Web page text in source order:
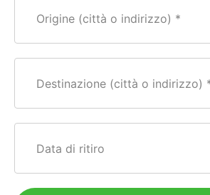
Origine (città o indirizzo)
Destinazione (città o indirizzo)
Data di ritiro